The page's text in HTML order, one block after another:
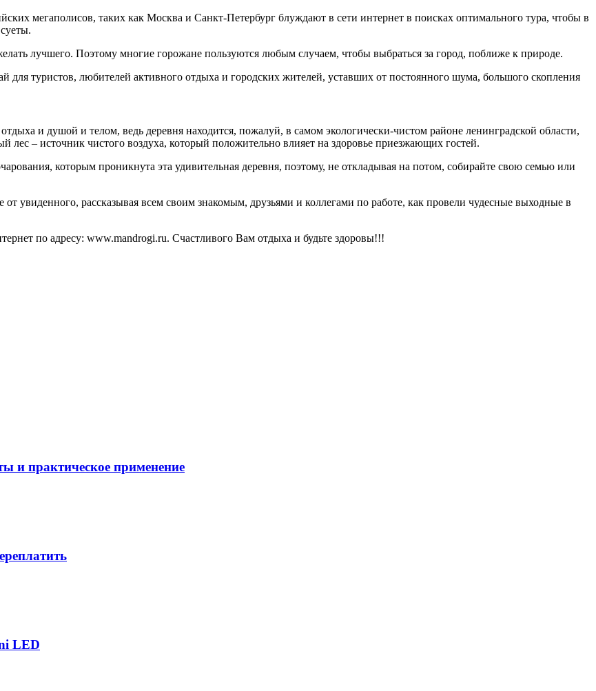
мегаполисов, таких как Москва и Санкт-Петербург блуждают в сети интернет в поисках оптимального тура, чтобы в
лучшего. Поэтому многие горожане пользуются любым случаем, чтобы выбраться за город, поближе к природе.
для туристов, любителей активного отдыха и городских жителей, уставших от постоянного шума, большого скопления
и душой и телом, ведь деревня находится, пожалуй, в самом экологически-чистом районе ленинградской области,
лес – источник чистого воздуха, который положительно влияет на здоровье приезжающих гостей.
которым проникнута эта удивительная деревня, поэтому, не откладывая на потом, собирайте свою семью или
увиденного, рассказывая всем своим знакомым, друзьями и коллегами по работе, как провели чудесные выходные в
по адресу: www.mandrogi.ru. Счастливого Вам отдыха и будьте здоровы!!!
и практическое применение
LED